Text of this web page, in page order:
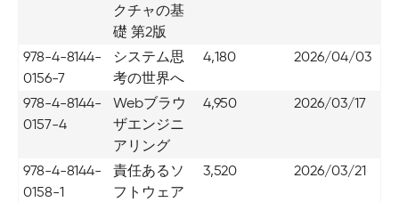
クチャの基
礎 第2版
978-4-8144-
0156-7
システム思
考の世界へ
4,180 2026/04/03
978-4-8144-
0157-4
Webブラウ
ザエンジニ
アリング
4,950 2026/03/17
978-4-8144-
0158-1
責任あるソ
フトウェア
3,520 2026/03/21